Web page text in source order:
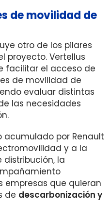
de movilidad de
otro de los pilares
proyecto. Vertellus
facilitar el acceso de
de movilidad de
evaluar distintas
las necesidades
por Renault
y a la
distribución, la
empresas que quieran
de descarbonización y